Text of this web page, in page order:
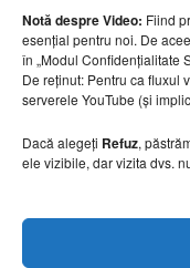
Notă despre Video: Fiind
esențial pentru noi. De
în „Modul Confidențialitate
De reținut: Pentru ca fluxul
serverele YouTube (și
Dacă alegeți Refuz,
ele vizibile, dar vizita dvs.
Cele mai
7 august 2026
Ouse Valley Viaduct,